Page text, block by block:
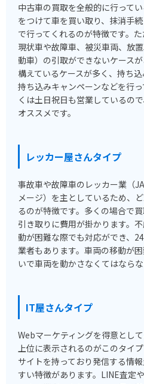
中古車の買取を全般的に行って
をつけて車を買い取り、抹消手
で行ってくれるのが特徴です。
現状車や故障車、被災車両、放
動車）の引取ができないケース
構えているケースが多く、持ち込
持ち込みキャンペーンなどを行
くは土日祝日も営業しているの
オススメです。
レッカー屋さんタイプ
事故車や故障車のレッカー業（
メージ）を主としているため、
るのが特徴です。多くの場合で買
引き取りに費用が掛かります。
動が困難な際でも対応ができ、
業者もあります。車両の移動が
いで車両を動かさなくてはならな
IT屋さんタイプ
Webマーケティングを得意とし
上位に表示されるのがこのタイ
サイトを持っており発信する情
すい特徴があります。LINE査定